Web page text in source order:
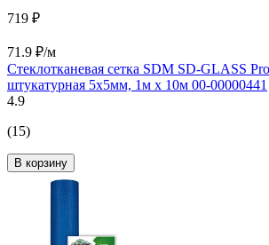
719 ₽
71.9 ₽/м
Стеклотканевая сетка SDM SD-GLASS
штукатурная 5х5мм, 1м х 10м 00-00000441
4.9
(15)
В корзину